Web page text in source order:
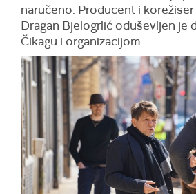
naručeno. Producent i korežiser
Dragan Bjelogrlić oduševljen je
Čikagu i organizacijom.